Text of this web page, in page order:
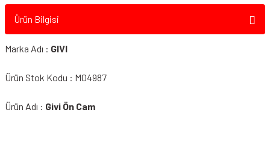
Ürün Bilgisi
Marka Adı : GIVI
Ürün Stok Kodu : M04987
Ürün Adı : Givi Ön Cam